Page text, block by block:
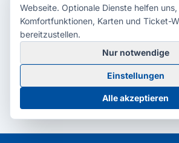
© 2026 Radio Potsdam. Webseite entwickelt
Babelsberg
BarrierefreiheitserklärungAGB
Cookie-Einstellungen
Webseite. Optionale Dienste helfen uns,
Komfortfunktionen, Karten und Ticket-
bereitzustellen.
Nur notwendige
Einstellungen
Alle akzeptieren